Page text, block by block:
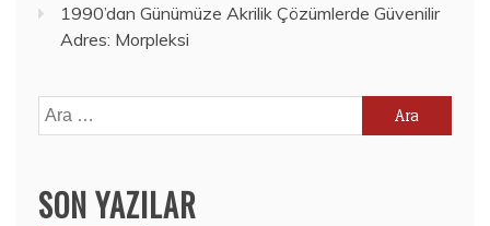
1990’dan Günümüze Akrilik Çözümlerde Güvenilir
Adres: Morpleksi
Arama:
SON YAZILAR